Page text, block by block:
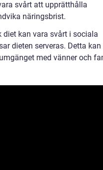
svårt att upprätthålla
näringsbrist.
kan vara svårt i sociala
dieten serveras. Detta kan
med vänner och